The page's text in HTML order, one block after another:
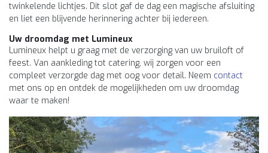
twinkelende lichtjes. Dit slot gaf de dag een magische afsluiting
en liet een blijvende herinnering achter bij iedereen.
Uw droomdag met Lumineux
Lumineux helpt u graag met de verzorging van uw bruiloft of
feest. Van aankleding tot catering, wij zorgen voor een
compleet verzorgde dag met oog voor detail. Neem contact
met ons op en ontdek de mogelijkheden om uw droomdag
waar te maken!